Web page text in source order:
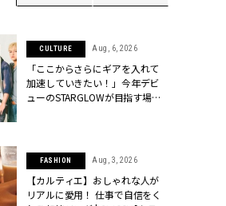
CULTURE Aug, 6, 2026
「ここからさらにギアを入れて
加速していきたい！」今年デビ
ューのSTARGLOWが目指す場所
FASHION Aug, 3, 2026
【カルティエ】おしゃれな人が
リアルに愛用！ 仕事で自信をく